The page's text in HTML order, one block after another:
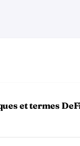
et termes